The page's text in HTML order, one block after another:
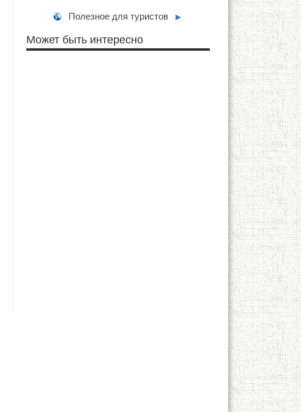
Полезное для туристов ►
Может быть интересно